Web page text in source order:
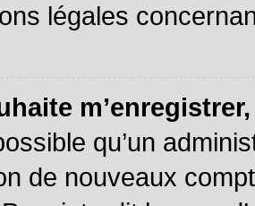
légales
qu’un
de nouveaux